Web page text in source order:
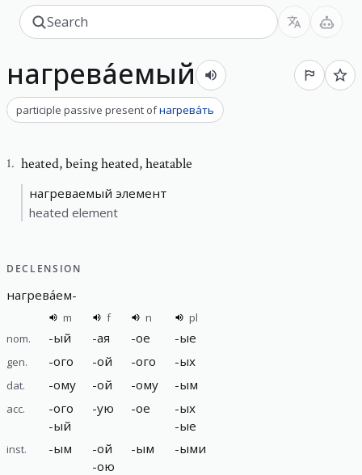
нагрева́емый
participle passive present ofнагрева́ть
1. heated,being heated, heatable
нагреваемый элемент
heated element
DECLENSION
нагрева́ем-
m f n
pl
nom.
-ый -ая -ое -ые
gen. -ого -ой -ого -ых
dat. -ому -ой -ому -ым
acc. -ого
-ый
-ую -ое -ых
-ые
inst. -ым -ой
-ою
-ым -ыми